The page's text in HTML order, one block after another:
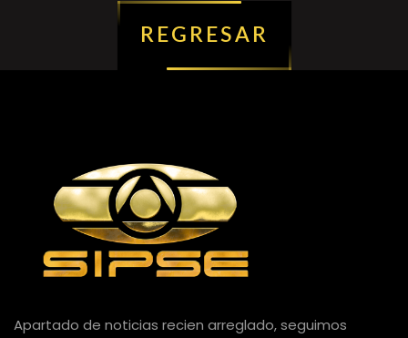
REGRESAR
Apartado de noticias recien arreglado, seguimos